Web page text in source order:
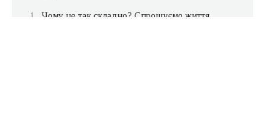
Чому це так складно? Спрощуємо життя